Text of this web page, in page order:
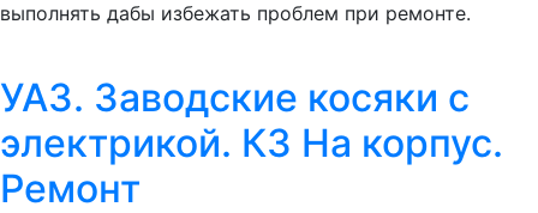
выполнять дабы избежать проблем при ремонте.
УАЗ. Заводские косяки с
электрикой. КЗ На корпус.
Ремонт